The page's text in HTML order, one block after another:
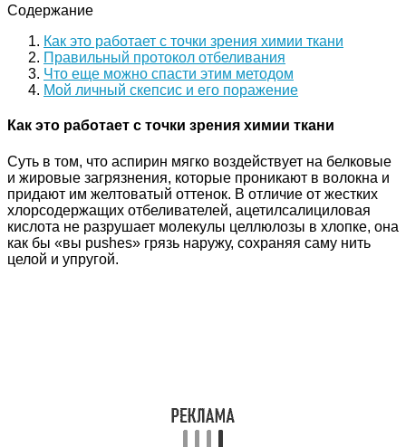
Содержание
Как это работает с точки зрения химии ткани
Правильный протокол отбеливания
Что еще можно спасти этим методом
Мой личный скепсис и его поражение
Как это работает с точки зрения химии ткани
Суть в том, что аспирин мягко воздействует на белковые
и жировые загрязнения, которые проникают в волокна и
придают им желтоватый оттенок. В отличие от жестких
хлорсодержащих отбеливателей, ацетилсалициловая
кислота не разрушает молекулы целлюлозы в хлопке, она
как бы «вы pushes» грязь наружу, сохраняя саму нить
целой и упругой.